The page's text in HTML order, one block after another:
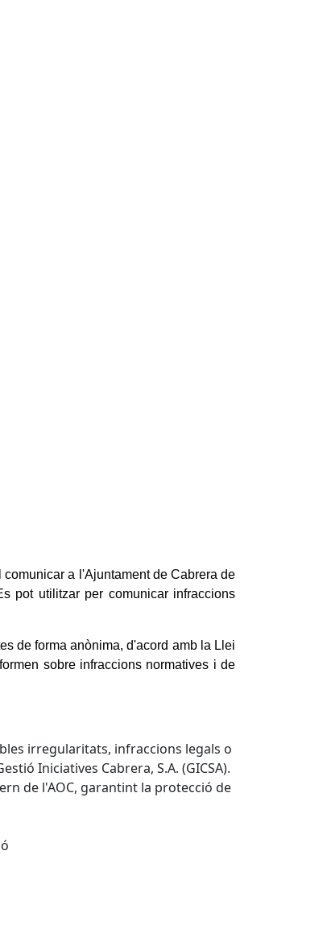
a l'Ajuntament de Cabrera de
pot utilitzar per comunicar infraccions
de forma anònima, d'acord amb la Llei
sobre infraccions normatives i de
irregularitats, infraccions legals o
Iniciatives Cabrera, S.A. (GICSA).
de l'AOC, garantint la protecció de